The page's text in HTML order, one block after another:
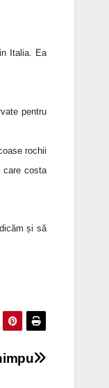
Italia. Ea
pentru
rochii
care costa
și să